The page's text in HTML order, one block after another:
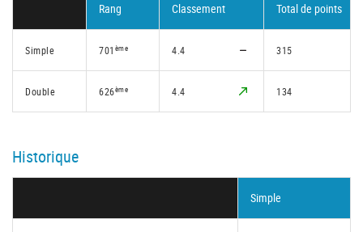
Rang Classement Total de points
Simple 701 ème 4.4 315
Double 626ème 4.4 134
Historique
Simple